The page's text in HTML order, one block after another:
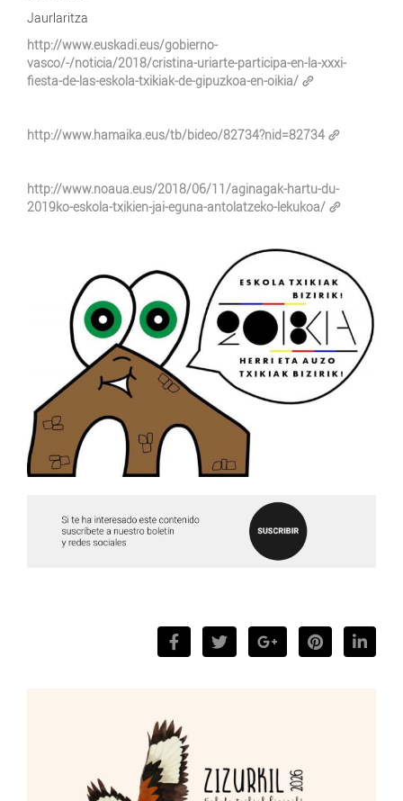
Jaurlaritza
http://www.euskadi.eus/gobierno-
vasco/-/noticia/2018/cristina-uriarte-participa-en-la-xxxi-
fiesta-de-las-eskola-txikiak-de-gipuzkoa-en-oikia/
http://www.hamaika.eus/tb/bideo/82734?nid=82734
http://www.noaua.eus/2018/06/11/aginagak-hartu-du-
2019ko-eskola-txikien-jai-eguna-antolatzeko-lekukoa/